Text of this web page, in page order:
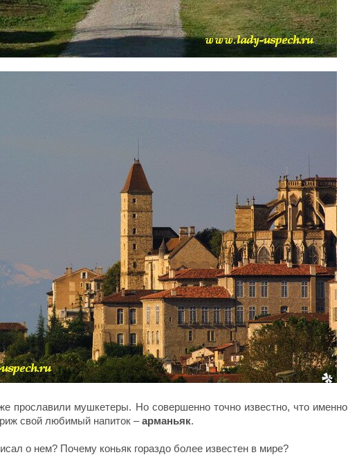
прославили мушкетеры. Но совершенно точно известно, что именно
свой любимый напиток –арманьяк.
о нем? Почему коньяк гораздо более известен в мире?